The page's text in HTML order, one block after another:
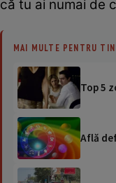
că tu ai numai de
MAI MULTE PENTRU
Top 5
Află